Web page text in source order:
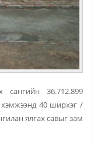
сангийн 36.712.899
40 ширхэг /
ялгах савыг зам